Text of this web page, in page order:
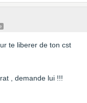
te liberer de ton cst
, demande lui !!!